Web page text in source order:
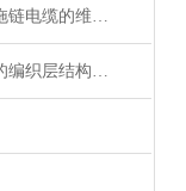
如何进行高柔性拖链电缆的维护保养？
耐弯曲拖链电缆的编织层结构有哪几种